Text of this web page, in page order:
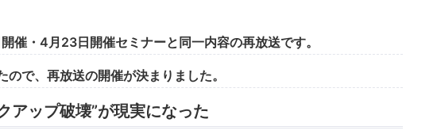
催・4月23日開催セミナーと同一内容の再放送です。
で、再放送の開催が決まりました。
アップ破壊”が現実になった